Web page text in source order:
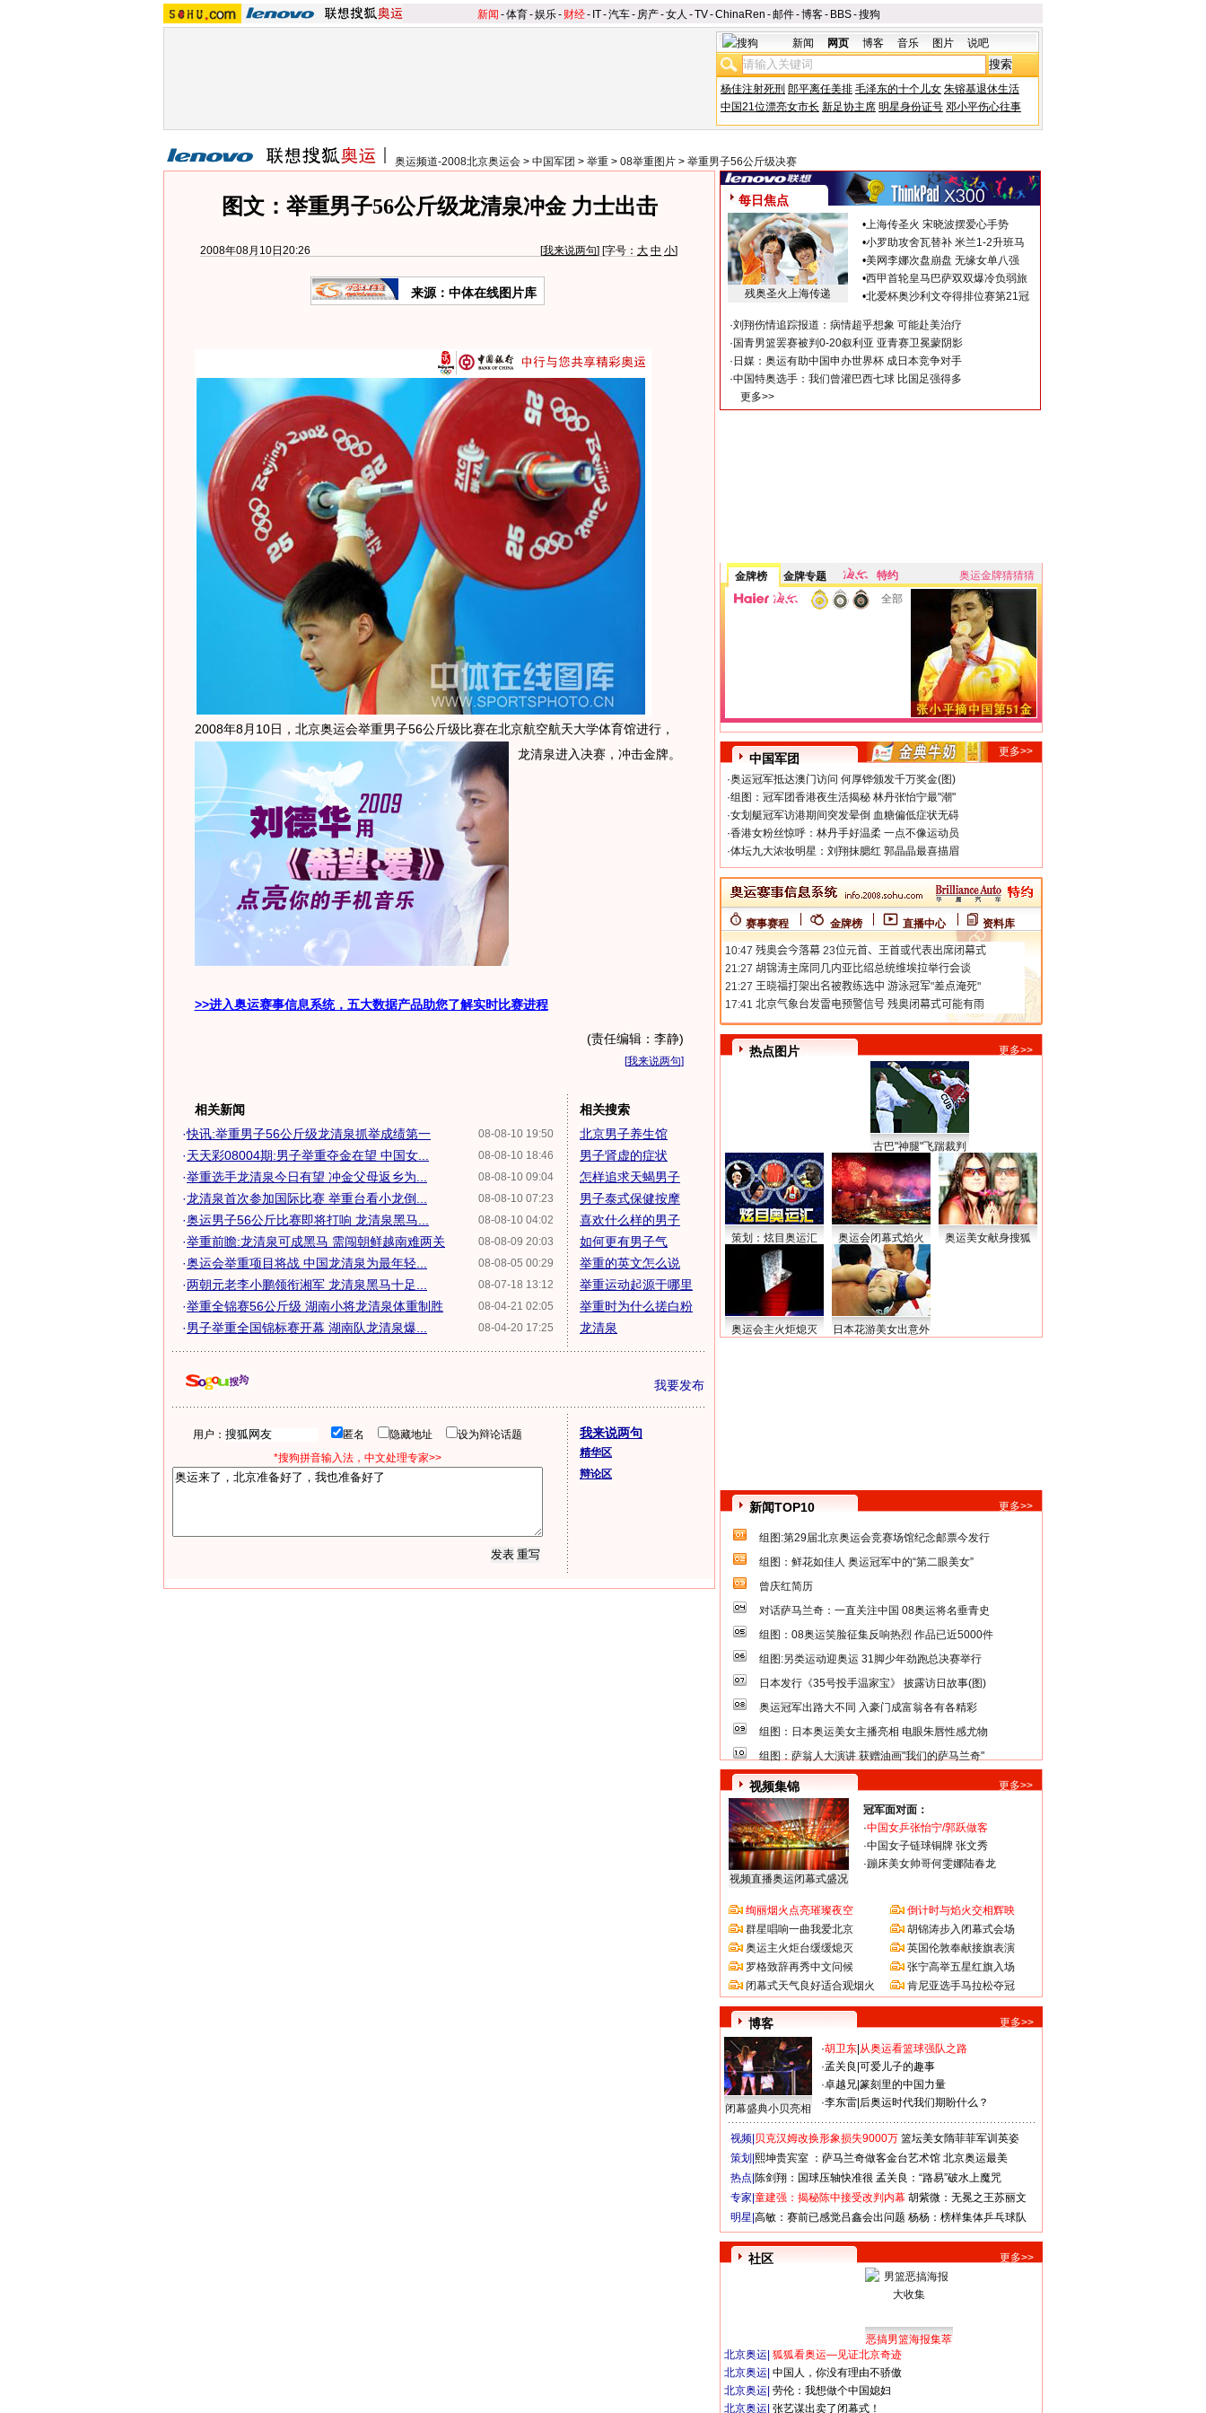
新闻 -体育-娱乐- 财经- IT-汽车- 房产-女人 -TV-ChinaRen -邮件-博客- BBS-搜狗
新闻 网页 博客 音乐 图片 说吧
杨佳注射死刑 郎平离任美排 毛泽东的十个儿女 朱镕基退休生活
中国21位漂亮女市长 新足协主席 明星身份证号 邓小平伤心往事
奥运频道-2008北京奥运会 > 中国军团 > 举重 > 08举重图片 > 举重男子56公斤级决赛
图文：举重男子56公斤级龙清泉冲金 力士出击
2008年08月10日20:26 [我来说两句] [字号： 大 中 小]
来源：中体在线图片库
2008年8月10日，北京奥运会举重男子56公斤级比赛在北京航空航天大学体育馆进行，
龙清泉进入决赛，冲击金牌。
>>进入奥运赛事信息系统，五大数据产品助您了解实时比赛进程
(责任编辑：李静)
[我来说两句]
相关新闻
08-08-10 19:50
·快讯:举重男子56公斤级龙清泉抓举成绩第一
08-08-10 18:46
·天天彩08004期:男子举重夺金在望 中国女...
08-08-10 09:04
·举重选手龙清泉今日有望 冲金父母返乡为...
08-08-10 07:23
·龙清泉首次参加国际比赛 举重台看小龙倒...
08-08-10 04:02
·奥运男子56公斤比赛即将打响 龙清泉黑马...
08-08-09 20:03
·举重前瞻:龙清泉可成黑马 需闯朝鲜越南难两关
08-08-05 00:29
·奥运会举重项目将战 中国龙清泉为最年轻...
08-07-18 13:12
·两朝元老李小鹏领衔湘军 龙清泉黑马十足...
08-04-21 02:05
·举重全锦赛56公斤级 湖南小将龙清泉体重制胜
08-04-20 17:25
·男子举重全国锦标赛开幕 湖南队龙清泉爆...
相关搜索
北京男子养生馆
男子肾虚的症状
怎样追求天蝎男子
男子泰式保健按摩
喜欢什么样的男子
如何更有男子气
举重的英文怎么说
举重运动起源于哪里
举重时为什么搓白粉
龙清泉
我要发布
用户： 匿名 隐藏地址
设为辩论话题
*搜狗拼音输入法，中文处理专家>>
我来说两句
精华区
辩论区
每日焦点
残奥圣火上海传递
•上海传圣火 宋晓波摆爱心手势
•小罗助攻舍瓦替补 米兰1-2升班马
•美网李娜次盘崩盘 无缘女单八强
•西甲首轮皇马巴萨双双爆冷负弱旅
•北爱杯奥沙利文夺得排位赛第21冠
·刘翔伤情追踪报道：病情超乎想象 可能赴美治疗
· 国青男篮罢赛被判0-20叙利亚 亚青赛卫冕蒙阴影
· 日媒：奥运有助中国申办世界杯 成日本竞争对手
·中国特奥选手：我们曾灌巴西七球 比国足强得多
更多>>
金牌榜 金牌专题 特约
奥运金牌猜猜猜
全部
中国军团
更多>>
·奥运冠军抵达澳门访问 何厚铧颁发千万奖金(图)
·组图：冠军团香港夜生活揭秘 林丹张怡宁最"潮"
·女划艇冠军访港期间突发晕倒 血糖偏低症状无碍
·香港女粉丝惊呼：林丹手好温柔 一点不像运动员
·体坛九大浓妆明星：刘翔抹腮红 郭晶晶最喜描眉
赛事赛程 金牌榜 直播中心 资料库
热点图片 更多>>
古巴"神腿"飞踹裁判
策划：炫目奥运汇 奥运会闭幕式焰火 奥运美女献身搜狐
奥运会主火炬熄灭 日本花游美女出意外
新闻TOP10 更多>>
组图:第29届北京奥运会竞赛场馆纪念邮票今发行
组图：鲜花如佳人 奥运冠军中的“第二眼美女”
曾庆红简历
对话萨马兰奇：一直关注中国 08奥运将名垂青史
组图：08奥运笑脸征集反响热烈 作品已近5000件
组图:另类运动迎奥运 31脚少年劲跑总决赛举行
日本发行《35号投手温家宝》 披露访日故事(图)
奥运冠军出路大不同 入豪门成富翁各有各精彩
组图：日本奥运美女主播亮相 电眼朱唇性感尤物
组图：萨翁人大演讲 获赠油画"我们的萨马兰奇"
视频集锦 更多>>
视频直播奥运闭幕式盛况
冠军面对面：
·中国女乒张怡宁/郭跃做客
·中国女子链球铜牌 张文秀
·蹦床美女帅哥何雯娜陆春龙
绚丽烟火点亮璀璨夜空
群星唱响一曲我爱北京
奥运主火炬台缓缓熄灭
罗格致辞再秀中文问候
闭幕式天气良好适合观烟火
倒计时与焰火交相辉映
胡锦涛步入闭幕式会场
英国伦敦奉献接旗表演
张宁高举五星红旗入场
肯尼亚选手马拉松夺冠
博客 更多>>
闭幕盛典小贝亮相
·胡卫东 从奥运看篮球强队之路
·孟关良 可爱儿子的趣事
·卓越兄 篆刻里的中国力量
·李东雷 后奥运时代我们期盼什么？
视频| 贝克汉姆改换形象损失9000万 篮坛美女隋菲菲军训英姿
策划| 熙坤贵宾室 ：萨马兰奇做客金台艺术馆 北京奥运最美
热点| 陈剑翔：国球压轴快准很 孟关良：“路易”破水上魔咒
专家| 童建强：揭秘陈中接受改判内幕 胡紫微：无冕之王苏丽文
明星| 高敏：赛前已感觉吕鑫会出问题 杨杨：榜样集体乒乓球队
社区 更多>>
恶搞男篮海报集萃
北京奥运 狐狐看奥运—见证北京奇迹
北京奥运 中国人，你没有理由不骄傲
北京奥运 劳伦：我想做个中国媳妇
北京奥运 张艺谋出卖了闭幕式！